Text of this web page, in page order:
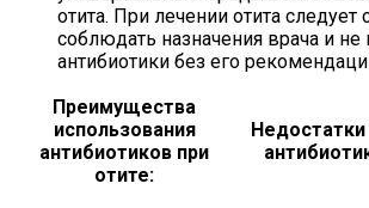
отита. При лечении отита следует
соблюдать назначения врача и не
антибиотики без его
Преимущества
использования
антибиотиков при
отите:
Недостатки